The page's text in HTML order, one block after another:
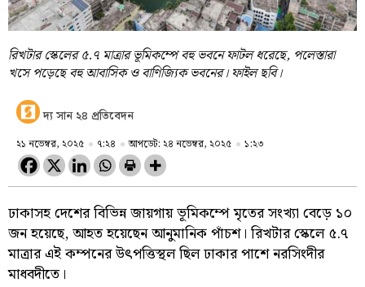
রিখটার স্কেলের ৫.৭ মাত্রার ভূমিকম্পে বহু ভবনে ফাটল ধরেছে, পলেস্তারা
খসে পড়েছে বহু আবাসিক ও বাণিজ্যিক ভবনের। ফাইল ছবি।
দ্য সান ২৪ প্রতিবেদন
২১ নভেম্বর, ২০২৫ ৭:২৪ আপডেট: ২৪ নভেম্বর, ২০২৫ ১:২৩
ঢাকাসহ দেশের বিভিন্ন জায়গায় ভূমিকম্পে মৃতের সংখ্যা বেড়ে ১০
জন হয়েছে, আহত হয়েছেন আনুমানিক পাঁচশ। রিখটার স্কেলে ৫.৭
মাত্রার এই কম্পনের উৎপত্তিস্থল ছিল ঢাকার পাশে নরসিংদীর
মাধবদীতে।